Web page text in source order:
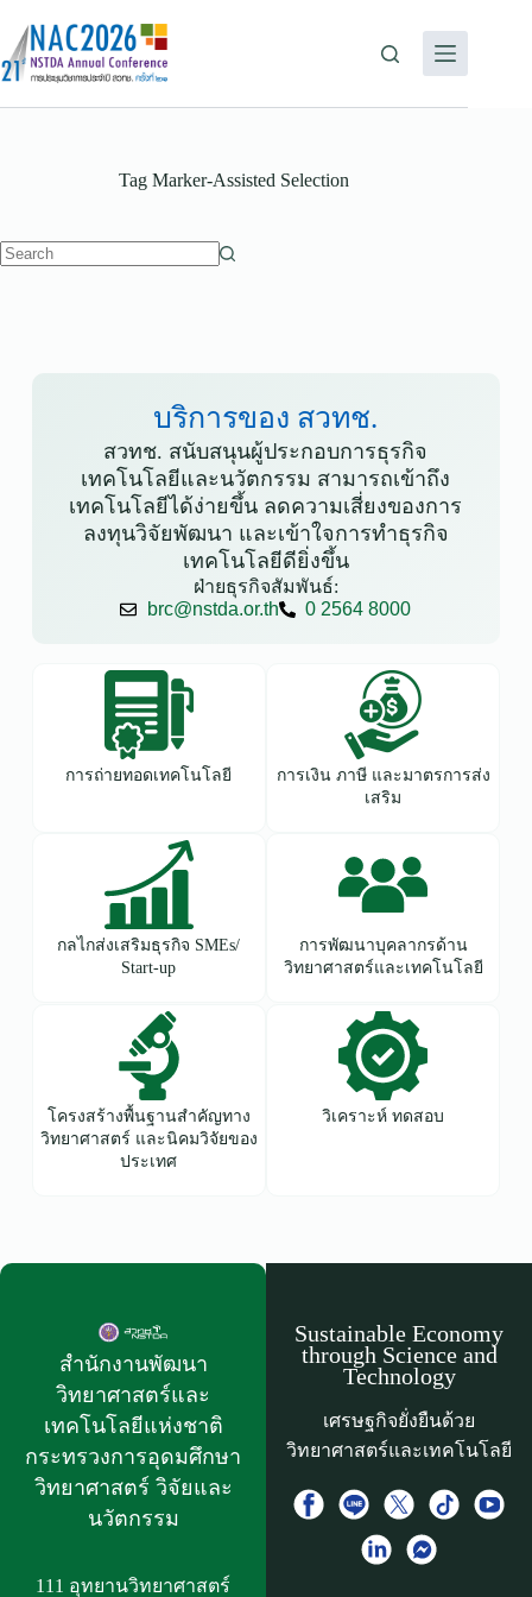
Tag Marker-Assisted Selection
บริการของ สวทช.
สวทช. สนับสนุนผู้ประกอบการธุรกิจ
เทคโนโลยีและนวัตกรรม สามารถเข้าถึง
เทคโนโลยีได้ง่ายขึ้น ลดความเสี่ยงของการ
ลงทุนวิจัยพัฒนา และเข้าใจการทำธุรกิจ
เทคโนโลยีดียิ่งขึ้น
ฝ่ายธุรกิจสัมพันธ์:
brc@nstda.or.th
0 2564 8000
การถ่ายทอดเทคโนโลยี
การเงิน ภาษี และมาตรการส่ง
เสริม
กลไกส่งเสริมธุรกิจ SMEs/
Start-up
การพัฒนาบุคลากรด้าน
วิทยาศาสตร์และเทคโนโลยี
โครงสร้างพื้นฐานสำคัญทาง
วิทยาศาสตร์ และนิคมวิจัยของ
ประเทศ
วิเคราะห์ ทดสอบ
สำนักงานพัฒนา
วิทยาศาสตร์และ
เทคโนโลยีแห่งชาติ​
กระทรวงการอุดมศึกษา
วิทยาศาสตร์ วิจัยและ
นวัตกรรม
111 อุทยานวิทยาศาสตร์
Sustainable Economy
through Science and
Technology
เศรษฐกิจยั่งยืนด้วย
วิทยาศาสตร์และเทคโนโลยี